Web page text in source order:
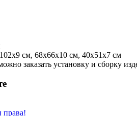
см, 68х66х10 см, 40х51х7 см
заказать установку и сборку
права!